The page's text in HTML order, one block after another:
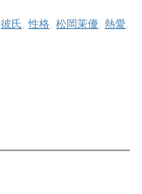
彼氏 性格 松岡茉優 熱愛